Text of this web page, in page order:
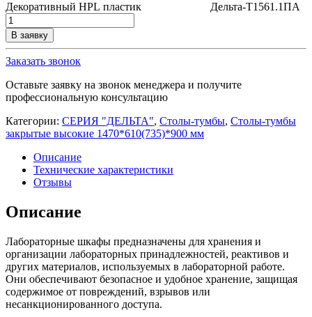
Декоративный HPL пластик
Дельта-Т1561.1ПА
Количество
товара
Стол-
тумба
лабораторная
Дельта-
Т1561.1,
Т1573.1
В заявку
Заказать звонок
Оставьте заявку на звонок менеджера и получите
профессиональную консультацию
Категории: СЕРИЯ "ДЕЛЬТА", Столы-тумбы, Столы-тумбы
закрытые высокие 1470*610(735)*900 мм
Описание
Технические характеристики
Отзывы
Описание
Лабораторные шкафы предназначены для хранения и
организации лабораторных принадлежностей, реактивов и
других материалов, используемых в лабораторной работе.
Они обеспечивают безопасное и удобное хранение, защищая
содержимое от повреждений, взрывов или
несанкционированного доступа.